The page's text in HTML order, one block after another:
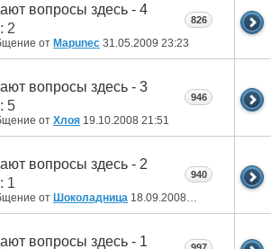
вопросы здесь - 4
от Mapunec 31.05.2009 23:23
826
вопросы здесь - 3
от Хлоя 19.10.2008 21:51
946
вопросы здесь - 2
от Шоколадница 18.09.2008 17:20
940
вопросы здесь - 1